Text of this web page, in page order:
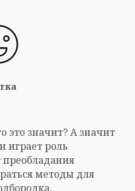
это значит? А значит
играет роль
методы для